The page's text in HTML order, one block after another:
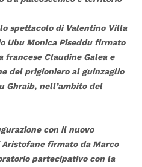
spettacolo di Valentino Villa
Ubu Monica Piseddu firmato
francese Claudine Galea e
del prigioniero al guinzaglio
Ghraib, nell’ambito del
con il nuovo
firmato da Marco
partecipativo con la